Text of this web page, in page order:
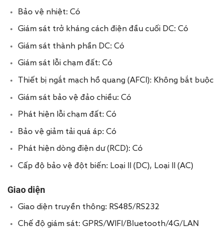
Bảo vệ nhiệt: Có
Giám sát trở kháng cách điện đầu cuối DC: Có
Giám sát thành phần DC: Có
Giám sát lỗi chạm đất: Có
Thiết bị ngắt mạch hồ quang (AFCI): Không bắt buộc
Giám sát bảo vệ đảo chiều: Có
Phát hiện lỗi chạm đất: Có
Bảo vệ giảm tải quá áp: Có
Phát hiện dòng điện dư (RCD): Có
Cấp độ bảo vệ đột biến: Loại II (DC), Loại II (AC)
Giao diện
Giao diện truyền thông: RS485/RS232
Chế độ giám sát: GPRS/WIFI/Bluetooth/4G/LAN